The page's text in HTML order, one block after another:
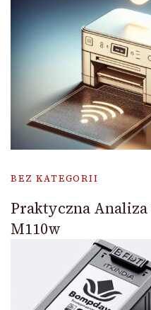
BEZ KATEGORII
Praktyczna
M110w